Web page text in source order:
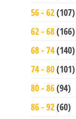
56 - 62(107)
62 - 68(166)
68 - 74(140)
74 - 80(101)
80 - 86(94)
86 - 92(60)